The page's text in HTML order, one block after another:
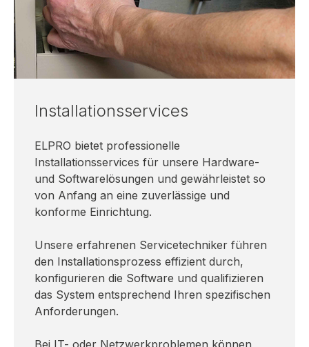
Installationsservices
ELPRO bietet professionelle
Installationsservices für unsere Hardware-
und Softwarelösungen und gewährleistet so
von Anfang an eine zuverlässige und
konforme Einrichtung.
Unsere erfahrenen Servicetechniker führen
den Installationsprozess effizient durch,
konfigurieren die Software und qualifizieren
das System entsprechend Ihren spezifischen
Anforderungen.